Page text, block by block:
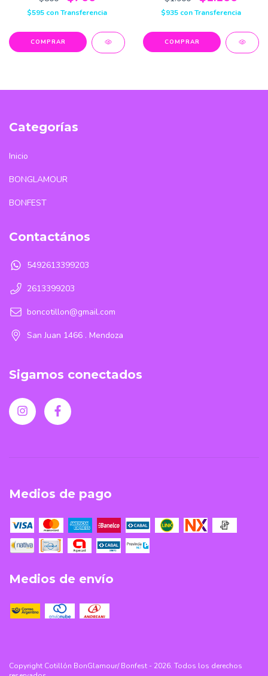
$595 conTransferencia $935 conTransferencia
Categorías
Inicio
BONGLAMOUR
BONFEST
Contactános
5492613399203
2613399203
boncotillon@gmail.com
San Juan 1466 . Mendoza
Sigamos conectados
Medios de pago
Medios de envío
Copyright Cotillón BonGlamour/ Bonfest - 2026. Todos los derechos